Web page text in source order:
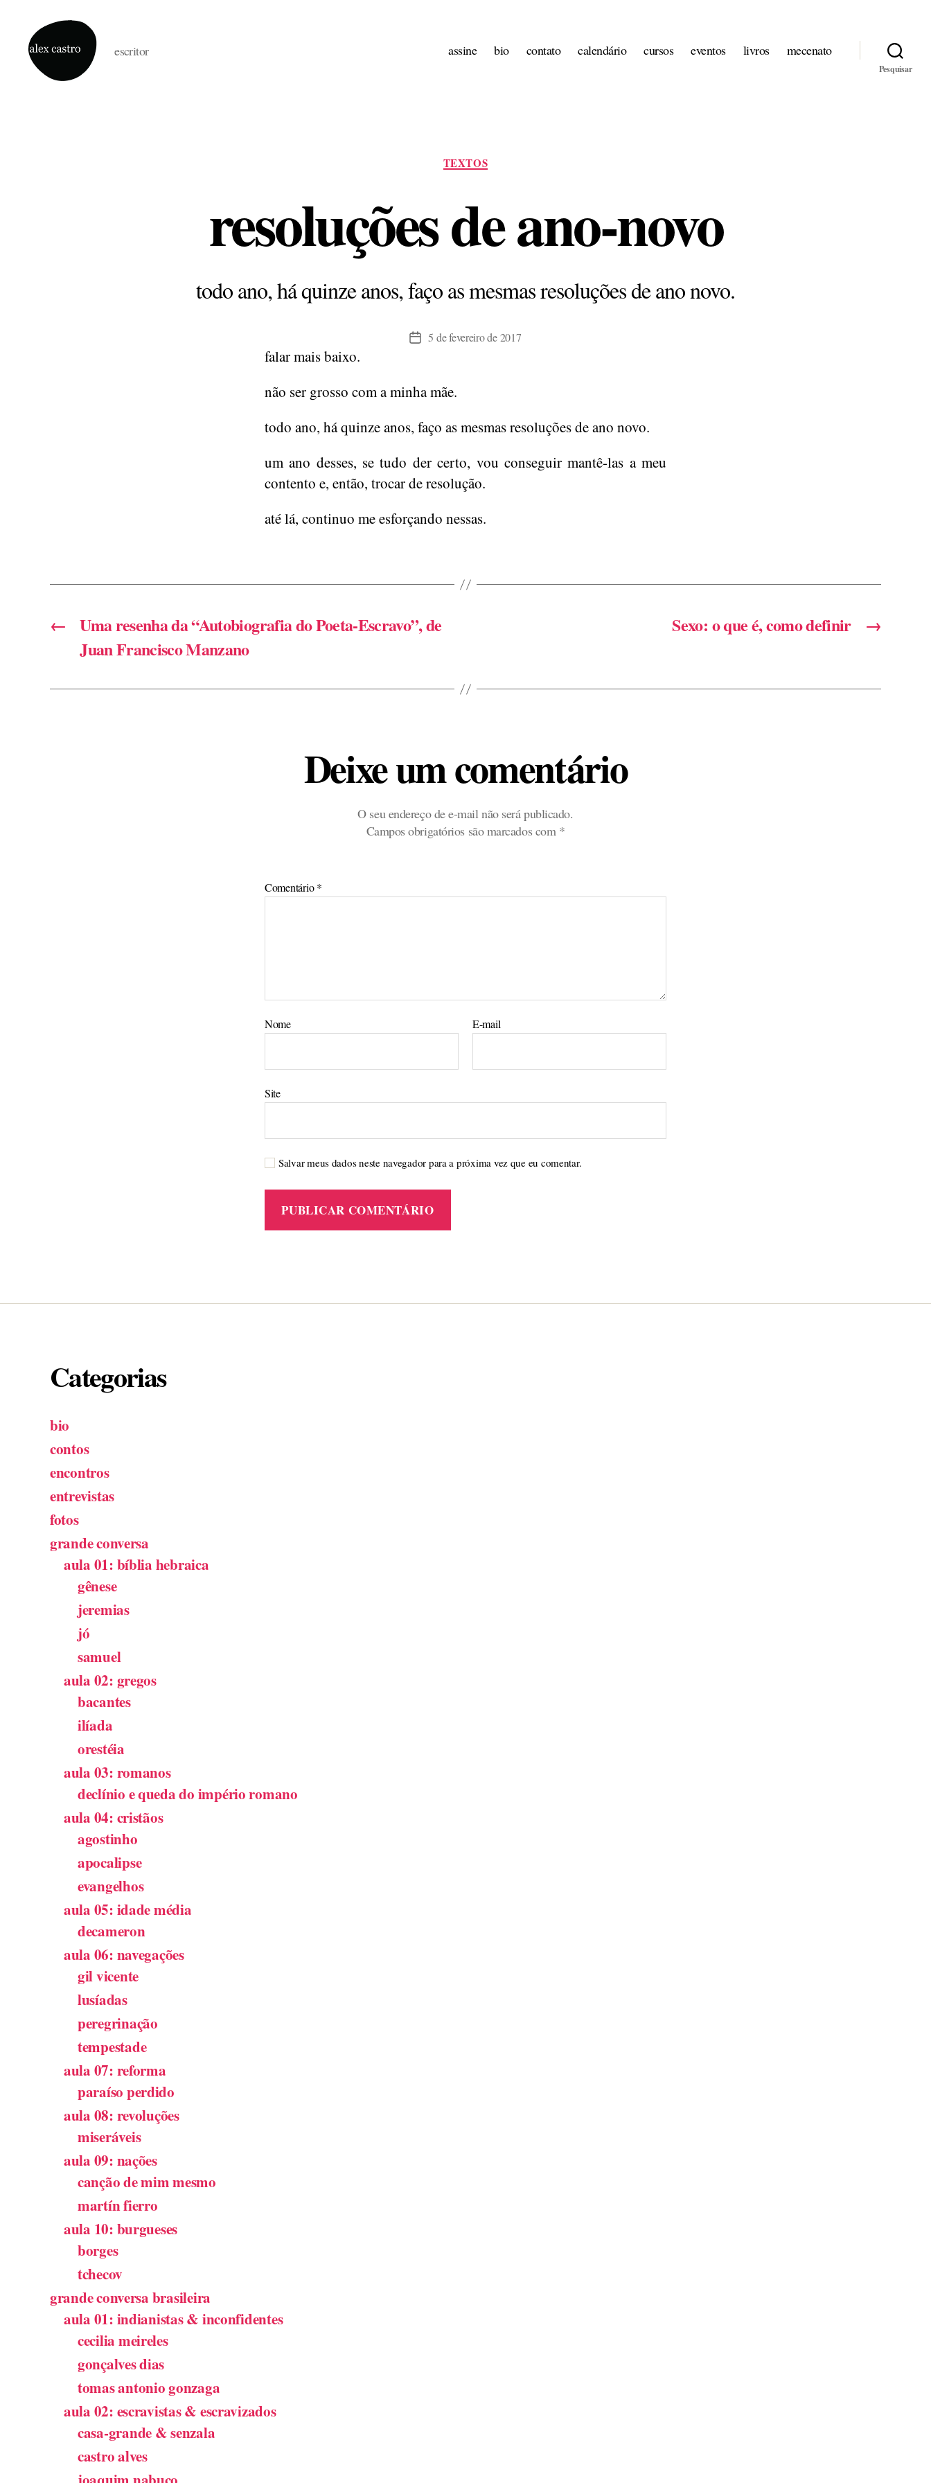
escritor assine bio contato calendário cursos eventos livros mecenato
Pesquisar
Categorias
TEXTOS
resoluções de ano-novo
todo ano, há quinze anos, faço as mesmas resoluções de ano novo.
Data5 de fevereiro de 2017
falar mais baixo.
não ser grosso com a minha mãe.
todo ano, há quinze anos, faço as mesmas resoluções de ano novo.
um ano desses, se tudo der certo, vou conseguir mantê-las a meu
contento e, então, trocar de resolução.
até lá, continuo me esforçando nessas.
←
Uma resenha da “Autobiografia do Poeta-Escravo”, de
Juan Francisco Manzano
→
Sexo: o que é, como definir
Deixe um comentário
O seu endereço de e-mail não será publicado.
Campos obrigatórios são marcados com *
Comentário*
Nome E-mail
Site
Salvar meus dados neste navegador para a próxima vez que eu comentar.
Categorias
bio
contos
encontros
entrevistas
fotos
grande conversa
aula 01: bíblia hebraica
gênese
jeremias
jó
samuel
aula 02: gregos
bacantes
ilíada
orestéia
aula 03: romanos
declínio e queda do império romano
aula 04: cristãos
agostinho
apocalipse
evangelhos
aula 05: idade média
decameron
aula 06: navegações
gil vicente
lusíadas
peregrinação
tempestade
aula 07: reforma
paraíso perdido
aula 08: revoluções
miseráveis
aula 09: nações
canção de mim mesmo
martín fierro
aula 10: burgueses
borges
tchecov
grande conversa brasileira
aula 01: indianistas & inconfidentes
cecilia meireles
gonçalves dias
tomas antonio gonzaga
aula 02: escravistas & escravizados
casa-grande & senzala
castro alves